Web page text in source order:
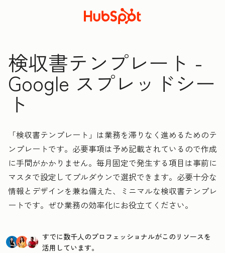
検収書テンプレート -
Google スプレッドシー
ト
「検収書テンプレート」は業務を滞りなく進めるためのテ
ンプレートです。必要事項は予め記載されているので作成
に手間がかかりません。毎月固定で発生する項目は事前に
マスタで設定してプルダウンで選択できます。必要十分な
情報とデザインを兼ね備えた、ミニマルな検収書テンプレ
ートです。ぜひ業務の効率化にお役立てください。
すでに数千人のプロフェッショナルがこのリソースを
活用しています。